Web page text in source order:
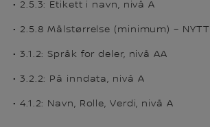
• 2.5.3: Etikett i navn, nivå A
• 2.5.8 Målstørrelse (minimum) –
• 3.1.2: Språk for deler, nivå AA
• 3.2.2: På inndata, nivå A
• 4.1.2: Navn, Rolle, Verdi, nivå A